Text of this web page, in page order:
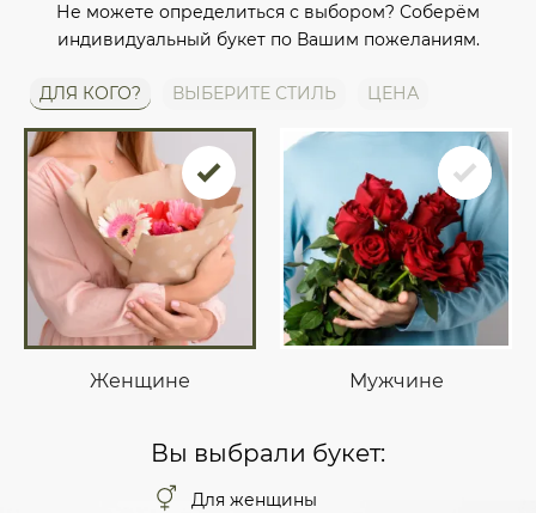
Не можете определиться с выбором? Соберём
индивидуальный букет по Вашим пожеланиям.
ДЛЯ КОГО? ВЫБЕРИТЕ СТИЛЬ ЦЕНА
Женщине Мужчине
Вы выбрали букет:
Для женщины